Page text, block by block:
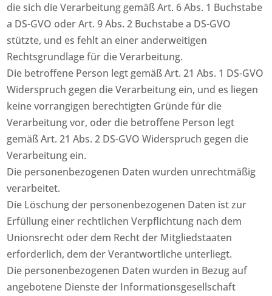
die sich die Verarbeitung gemäß Art. 6 Abs. 1 Buchstabe
a DS-GVO oder Art. 9 Abs. 2 Buchstabe a DS-GVO
stützte, und es fehlt an einer anderweitigen
Rechtsgrundlage für die Verarbeitung.
Die betroffene Person legt gemäß Art. 21 Abs. 1 DS-GVO
Widerspruch gegen die Verarbeitung ein, und es liegen
keine vorrangigen berechtigten Gründe für die
Verarbeitung vor, oder die betroffene Person legt
gemäß Art. 21 Abs. 2 DS-GVO Widerspruch gegen die
Verarbeitung ein.
Die personenbezogenen Daten wurden unrechtmäßig
verarbeitet.
Die Löschung der personenbezogenen Daten ist zur
Erfüllung einer rechtlichen Verpflichtung nach dem
Unionsrecht oder dem Recht der Mitgliedstaaten
erforderlich, dem der Verantwortliche unterliegt.
Die personenbezogenen Daten wurden in Bezug auf
angebotene Dienste der Informationsgesellschaft